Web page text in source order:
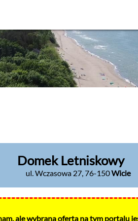
Domek Letniskowy
ul. Wczasowa 27,76-150Wicie
ale wybrana oferta na tym portalu